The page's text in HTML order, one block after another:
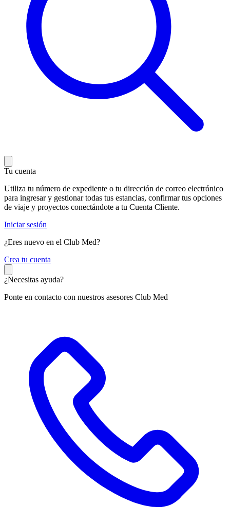
Tu cuenta
Utiliza tu número de expediente o tu dirección de correo electrónico
para ingresar y gestionar todas tus estancias, confirmar tus opciones
de viaje y proyectos conectándote a tu Cuenta Cliente.
Iniciar sesión
¿Eres nuevo en el Club Med?
Crea tu cuenta
¿Necesitas ayuda?
Ponte en contacto con nuestros asesores Club Med